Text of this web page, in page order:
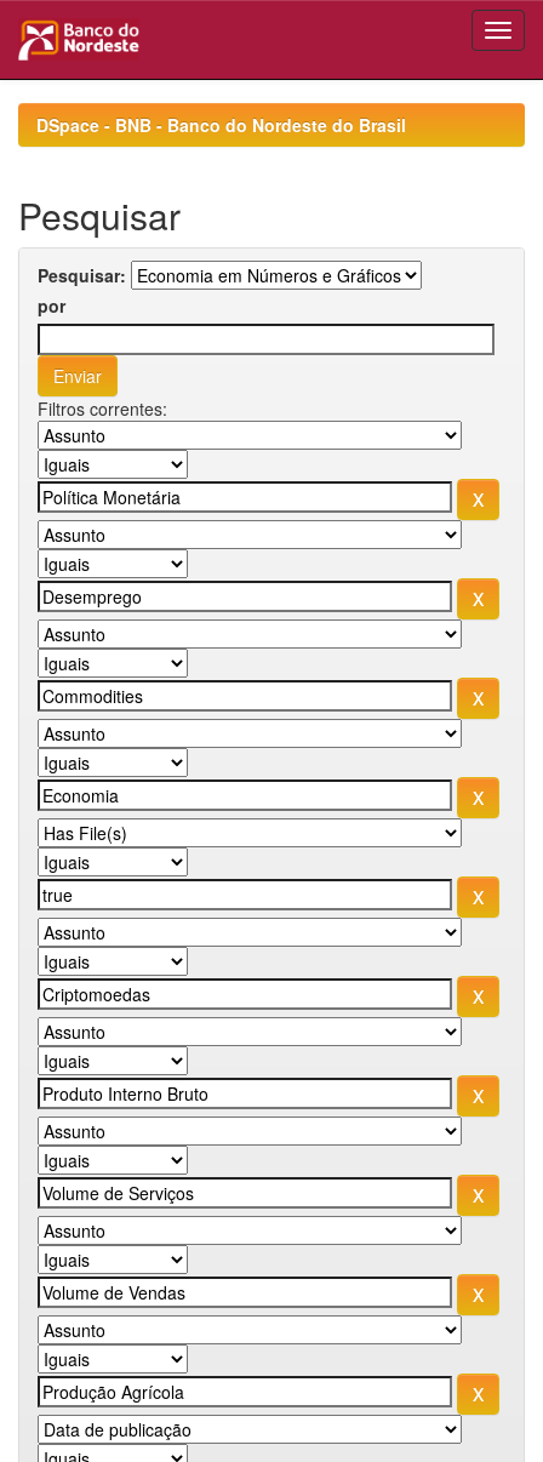
navigationDSpace - BNB - Banco do Nordeste do Brasil
Pesquisar
Pesquisar:
por
Filtros correntes: